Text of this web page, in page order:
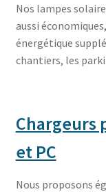
Nos lampes
aussi
énergétique
chantiers, les
Chargeurs
et PC
Nous proposons